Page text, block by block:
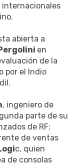
internacionales
abierta a
en
de la
por el Indio
, ingeniero de
parte de su
de RF;
de ventas
c, quien
de consolas